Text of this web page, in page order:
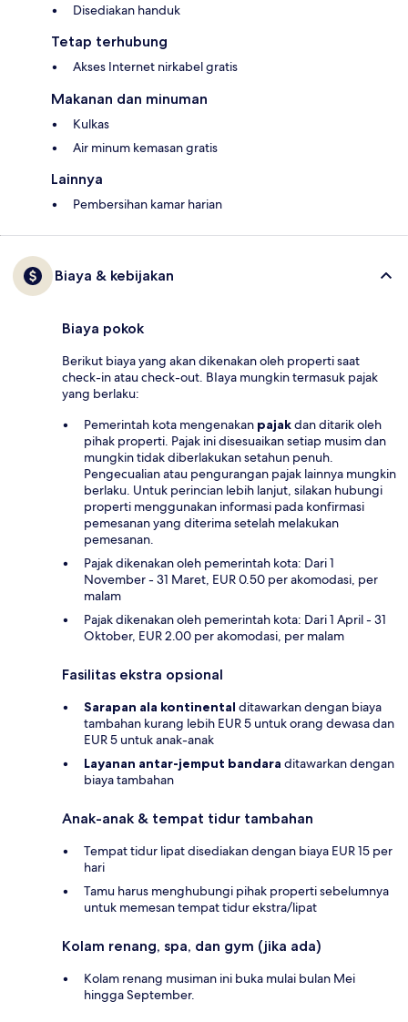
Disediakan handuk
Tetap terhubung
Akses Internet nirkabel gratis
Makanan dan minuman
Kulkas
Air minum kemasan gratis
Lainnya
Pembersihan kamar harian
Biaya & kebijakan
Biaya pokok
Berikut biaya yang akan dikenakan oleh properti saat
check-in atau check-out. BIaya mungkin termasuk pajak
yang berlaku:
Pemerintah kota mengenakan pajakdan ditarik oleh
pihak properti. Pajak ini disesuaikan setiap musim dan
mungkin tidak diberlakukan setahun penuh.
Pengecualian atau pengurangan pajak lainnya mungkin
berlaku. Untuk perincian lebih lanjut, silakan hubungi
properti menggunakan informasi pada konfirmasi
pemesanan yang diterima setelah melakukan
pemesanan.
Pajak dikenakan oleh pemerintah kota: Dari 1
November - 31 Maret, EUR 0.50 per akomodasi, per
malam
Pajak dikenakan oleh pemerintah kota: Dari 1 April - 31
Oktober, EUR 2.00 per akomodasi, per malam
Fasilitas ekstra opsional
Sarapan ala kontinental ditawarkan dengan biaya
tambahan kurang lebih EUR 5 untuk orang dewasa dan
EUR 5 untuk anak-anak
Layanan antar-jemput bandara ditawarkan dengan
biaya tambahan
Anak-anak & tempat tidur tambahan
Tempat tidur lipat disediakan dengan biaya EUR 15 per
hari
Tamu harus menghubungi pihak properti sebelumnya
untuk memesan tempat tidur ekstra/lipat
Kolam renang, spa, dan gym (jika ada)
Kolam renang musiman ini buka mulai bulan Mei
hingga September.